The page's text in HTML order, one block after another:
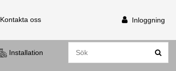
Kontakta oss Inloggning
Installation